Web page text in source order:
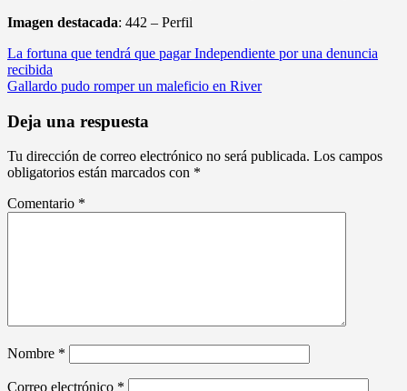
Imagen destacada: 442 – Perfil
Navegación
de
La fortuna que tendrá que pagar Independiente por una denuncia
recibida
Gallardo pudo romper un maleficio en River
Deja una respuesta
Tu dirección de correo electrónico no será publicada. Los campos
obligatorios están marcados con *
Comentario *
Nombre *
Correo electrónico *